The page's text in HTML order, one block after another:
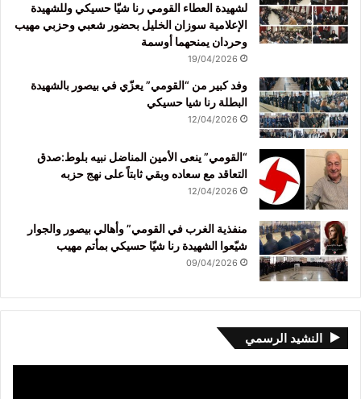
لشهيدة العطاء القومي رنا شيّا حسيكي وللشهيدة
الإعلامية سوزان الخليل بحضور شعبي وحزبي مهيب
وحردان يمنحهما أوسمة
19/04/2026
وفد كبير من “القومي” يعزّي في بيصور بالشهيدة
البطلة رنا شيا حسيكي
12/04/2026
“القومي” ينعى الأمين المناضل نبيه بلوط:صدق
التعاقد مع سعاده وبقي ثابتاً على نهج حزبه
12/04/2026
منفذية الغرب في القومي” وأهالي بيصور والجوار
شيّعوا الشهيدة رنا شيّا حسيكي بمأتم مهيب
09/04/2026
النشيد الرسمي